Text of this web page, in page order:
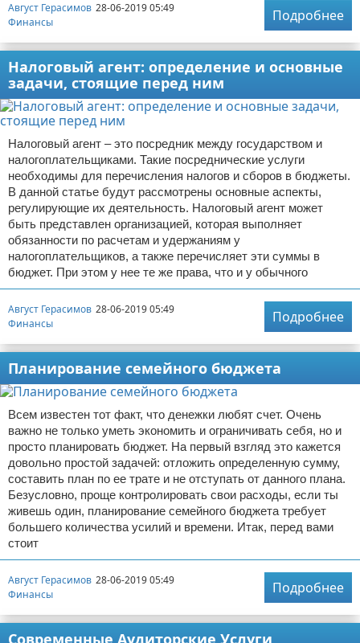
Август Герасимов 28-06-2019 05:49
Финансы
Подробнее
Налоговый агент: определение и основные
задачи, стоящие перед ним
Налоговый агент – это посредник между государством и
налогоплательщиками. Такие посреднические услуги
необходимы для перечисления налогов и сборов в бюджеты.
В данной статье будут рассмотрены основные аспекты,
регулирующие их деятельность. Налоговый агент может
быть представлен организацией, которая выполняет
обязанности по расчетам и удержаниям у
налогоплательщиков, а также перечисляет эти суммы в
бюджет. При этом у нее те же права, что и у обычного
Август Герасимов 28-06-2019 05:49
Финансы
Подробнее
Планирование семейного бюджета
Всем известен тот факт, что денежки любят счет. Очень
важно не только уметь экономить и ограничивать себя, но и
просто планировать бюджет. На первый взгляд это кажется
довольно простой задачей: отложить определенную сумму,
составить план по ее трате и не отступать от данного плана.
Безусловно, проще контролировать свои расходы, если ты
живешь один, планирование семейного бюджета требует
большего количества усилий и времени. Итак, перед вами
стоит
Август Герасимов 28-06-2019 05:49
Финансы
Подробнее
Современные Аудиторские Услуги